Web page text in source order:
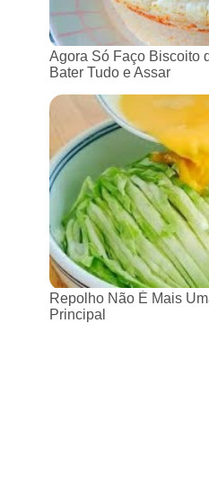
Agora Só Faço Biscoito
Bater Tudo e Assar
Repolho Não É Mais
Principal